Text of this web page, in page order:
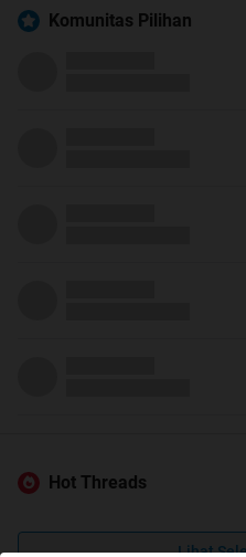
Komunitas Pilihan
Hot Threads
Lihat